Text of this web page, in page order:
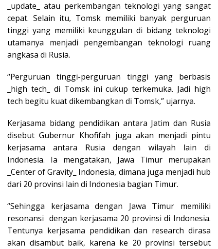
_update_ atau perkembangan teknologi yang sangat
cepat. Selain itu, Tomsk memiliki banyak perguruan
tinggi yang memiliki keunggulan di bidang teknologi
utamanya menjadi pengembangan teknologi ruang
angkasa di Rusia.
“Perguruan tinggi-perguruan tinggi yang berbasis
_high tech_ di Tomsk ini cukup terkemuka. Jadi high
tech begitu kuat dikembangkan di Tomsk,” ujarnya.
Kerjasama bidang pendidikan antara Jatim dan Rusia
disebut Gubernur Khofifah juga akan menjadi pintu
kerjasama antara Rusia dengan wilayah lain di
Indonesia. Ia mengatakan, Jawa Timur merupakan
_Center of Gravity_ Indonesia, dimana juga menjadi hub
dari 20 provinsi lain di Indonesia bagian Timur.
“Sehingga kerjasama dengan Jawa Timur memiliki
resonansi dengan kerjasama 20 provinsi di Indonesia.
Tentunya kerjasama pendidikan dan research dirasa
akan disambut baik, karena ke 20 provinsi tersebut